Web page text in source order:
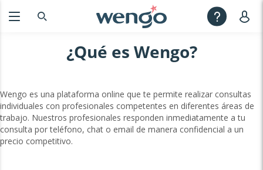
¿Qué es Wengo?
Wengo es una plataforma online que te permite realizar consultas
individuales con profesionales competentes en diferentes áreas de
trabajo. Nuestros profesionales responden inmediatamente a tu
consulta por teléfono, chat o email de manera confidencial a un
precio competitivo.